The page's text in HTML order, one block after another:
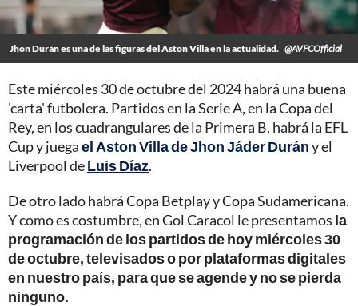
Jhon Durán es una de las figuras del Aston Villa en la actualidad. @AVFCOfficial
Este miércoles 30 de octubre del 2024 habrá una buena
'carta' futbolera. Partidos en la Serie A, en la Copa del
Rey, en los cuadrangulares de la Primera B, habrá la EFL
Cup y juegael Aston Villa de Jhon Jáder Durány el
Liverpool deLuis Díaz.
De otro lado habrá Copa Betplay y Copa Sudamericana.
Y como es costumbre, en Gol Caracol le presentamos la
programación de los partidos de hoy miércoles 30
de octubre, televisados o por plataformas digitales
en nuestro país, para que se agende y no se pierda
ninguno.